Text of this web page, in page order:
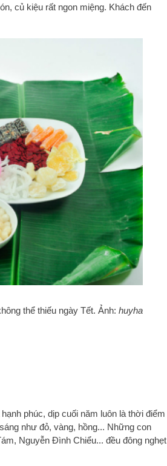
củ kiệu rất ngon miệng. Khách đến
thể thiếu ngày Tết. Ảnh: huyha
phúc, dịp cuối năm luôn là thời điểm
như đỏ, vàng, hồng... Những con
Nguyễn Đình Chiểu... đều đông nghẹt